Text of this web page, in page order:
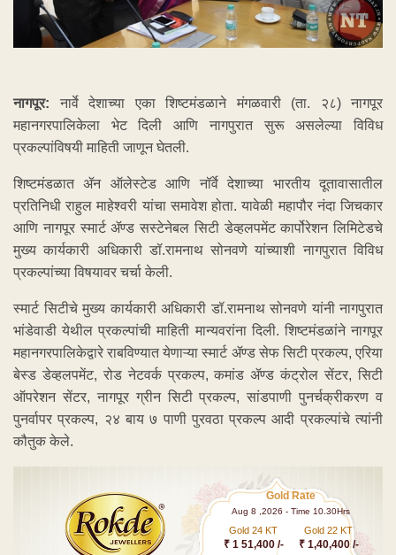
नागपूर: नार्वे देशाच्या एका शिष्टमंडळाने मंगळवारी (ता. २८) नागपूर
महानगरपालिकेला भेट दिली आणि नागपुरात सुरू असलेल्या विविध
प्रकल्पांविषयी माहिती जाणून घेतली.
शिष्टमंडळात ॲन ऑलेस्टेड आणि नॉर्वे देशाच्या भारतीय दूतावासातील
प्रतिनिधी राहुल माहेश्वरी यांचा समावेश होता. यावेळी महापौर नंदा जिचकार
आणि नागपूर स्मार्ट ॲण्ड सस्टेनेबल सिटी डेव्हलपमेंट कार्पोरेशन लिमिटेडचे
मुख्य कार्यकारी अधिकारी डॉ.रामनाथ सोनवणे यांच्याशी नागपुरात विविध
प्रकल्पांच्या विषयावर चर्चा केली.
स्मार्ट सिटीचे मुख्य कार्यकारी अधिकारी डॉ.रामनाथ सोनवणे यांनी नागपुरात
भांडेवाडी येथील प्रकल्पांची माहिती मान्यवरांना दिली. शिष्टमंडळांने नागपूर
महानगरपालिकेद्वारे राबविण्यात येणाऱ्या स्मार्ट ॲण्ड सेफ सिटी प्रकल्प, एरिया
बेस्ड डेव्हलपमेंट, रोड नेटवर्क प्रकल्प, कमांड ॲण्ड कंट्रोल सेंटर, सिटी
ऑपरेशन सेंटर, नागपूर ग्रीन सिटी प्रकल्प, सांडपाणी पुनर्चक्रीकरण व
पुनर्वापर प्रकल्प, २४ बाय ७ पाणी पुरवठा प्रकल्प आदी प्रकल्पांचे त्यांनी
कौतुक केले.
Gold Rate
Aug 8 ,2026 - Time 10.30Hrs
Gold 24 KT
₹ 1 51,400 /-
Gold 22 KT
₹ 1,40,400 /-